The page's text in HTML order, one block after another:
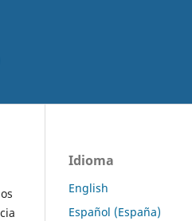
Idioma
English
Español (España)